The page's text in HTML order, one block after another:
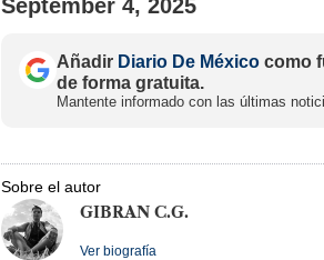
September 4, 2025
Añadir Diario De México como
de forma gratuita.
Mantente informado con las últimas
Sobre el autor
GIBRAN C.G.
Ver biografía